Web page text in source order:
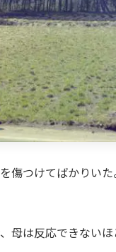
傷つけてばかりい
母は反応できない